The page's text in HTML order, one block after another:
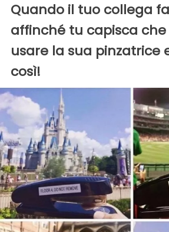
Quando il tuo collega
affinché tu capisca
usare la sua pinzatrice
così!